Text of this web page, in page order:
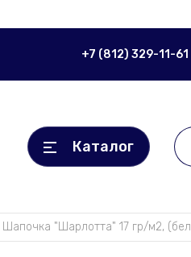
+7 (812) 329-11-61
Каталог
Шапочка "Шарлотта" 17 гр/м2,